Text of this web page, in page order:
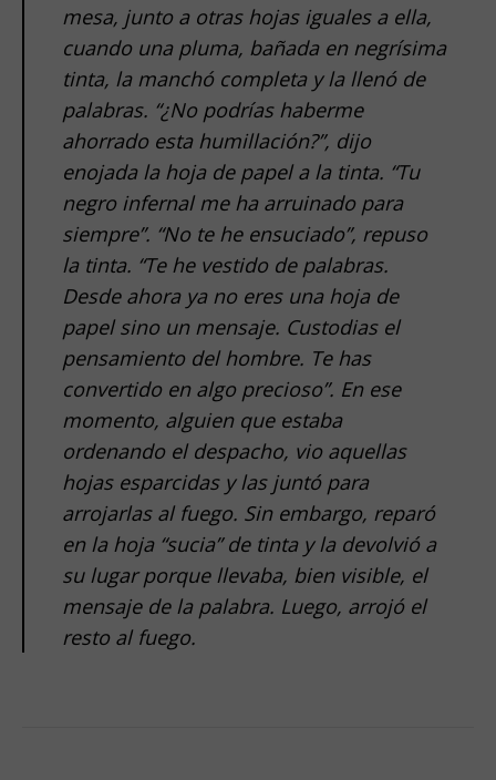
mesa, junto a otras hojas iguales a ella,
cuando una pluma, bañada en negrísima
tinta, la manchó completa y la llenó de
palabras. “¿No podrías haberme
ahorrado esta humillación?”, dijo
enojada la hoja de papel a la tinta. “Tu
negro infernal me ha arruinado para
siempre”. “No te he ensuciado”, repuso
la tinta. “Te he vestido de palabras.
Desde ahora ya no eres una hoja de
papel sino un mensaje. Custodias el
pensamiento del hombre. Te has
convertido en algo precioso”. En ese
momento, alguien que estaba
ordenando el despacho, vio aquellas
hojas esparcidas y las juntó para
arrojarlas al fuego. Sin embargo, reparó
en la hoja “sucia” de tinta y la devolvió a
su lugar porque llevaba, bien visible, el
mensaje de la palabra. Luego, arrojó el
resto al fuego.